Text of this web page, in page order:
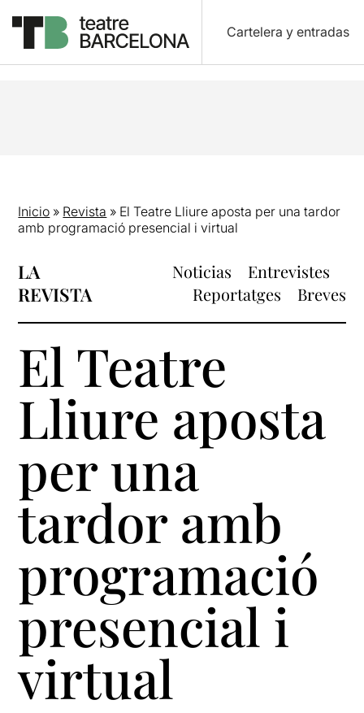
Cartelera y entradas
Inicio » Revista » El Teatre Lliure aposta per una tardor
amb programació presencial i virtual
LA
REVISTA
Noticias
Entrevistes
Reportatges
Breves
El Teatre
Lliure aposta
per una
tardor amb
programació
presencial i
virtual